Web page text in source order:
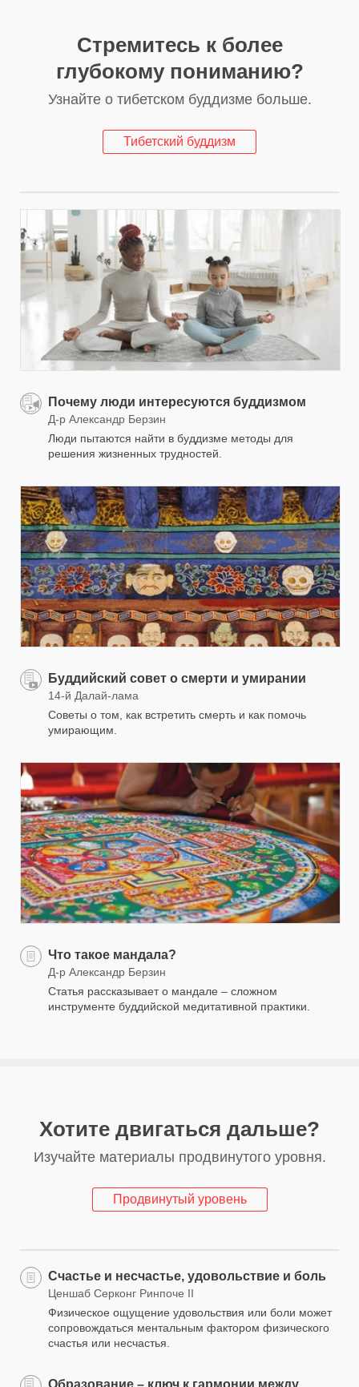
Стремитесь к более
глубокому пониманию?
Узнайте о тибетском буддизме больше.
Тибетский буддизм
Почему люди интересуются буддизмом
Д-р Александр Берзин
Люди пытаются найти в буддизме методы для
решения жизненных трудностей.
Буддийский совет о смерти и умирании
14-й Далай-лама
Советы о том, как встретить смерть и как помочь
умирающим.
Что такое мандала?
Д-р Александр Берзин
Статья рассказывает о мандале – сложном
инструменте буддийской медитативной практики.
Хотите двигаться дальше?
Изучайте материалы продвинутого уровня.
Продвинутый уровень
Счастье и несчастье, удовольствие и боль
Ценшаб Серконг Ринпоче II
Физическое ощущение удовольствия или боли может
сопровождаться ментальным фактором физического
счастья или несчастья.
Образование – ключ к гармонии между